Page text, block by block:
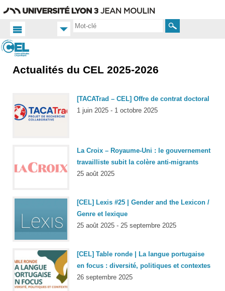
Rechercher
Accueil
Toutes
les actus
Actualités du CEL 2025-2026
[TACATrad – CEL] Offre de contrat doctoral
1 juin 2025 - 1 octobre 2025
La Croix – Royaume-Uni : le gouvernement
travailliste subit la colère anti-migrants
25 août 2025
[CEL] Lexis #25 | Gender and the Lexicon /
Genre et lexique
25 août 2025 - 25 septembre 2025
[CEL] Table ronde | La langue portugaise
en focus : diversité, politiques et contextes
26 septembre 2025